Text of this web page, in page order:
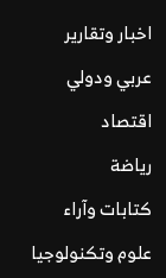
اخبار وتقارير
عربي ودولي
اقتصاد
رياضة
كتابات وآراء
علوم وتكنولوجيا